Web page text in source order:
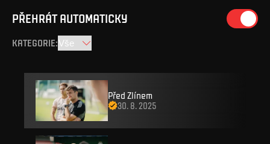
PŘEHRÁT AUTOMATICKY
KATEGORIE:
Před Zlínem
30. 8. 2025